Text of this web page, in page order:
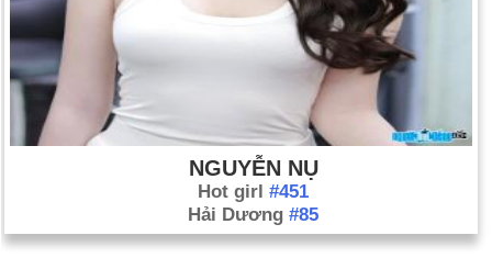
NGUYỄN NỤ
Hot girl #451
Hải Dương #85